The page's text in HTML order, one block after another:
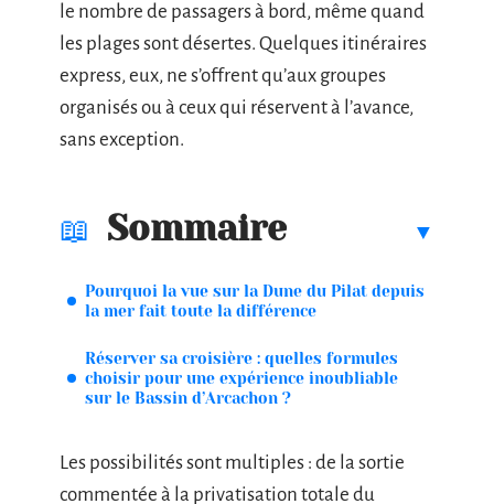
le nombre de passagers à bord, même quand
les plages sont désertes. Quelques itinéraires
express, eux, ne s’offrent qu’aux groupes
organisés ou à ceux qui réservent à l’avance,
sans exception.
Sommaire
Pourquoi la vue sur la Dune du Pilat depuis
la mer fait toute la différence
Réserver sa croisière : quelles formules
choisir pour une expérience inoubliable
sur le Bassin d’Arcachon ?
Les possibilités sont multiples : de la sortie
commentée à la privatisation totale du